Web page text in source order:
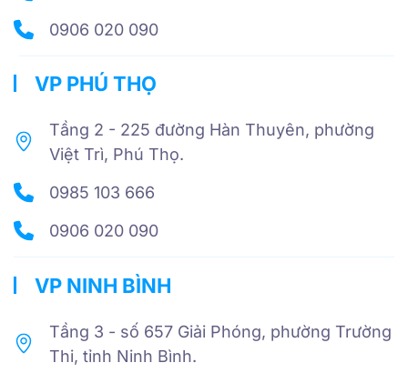
0906 020 090
VP PHÚ THỌ
Tầng 2 - 225 đường Hàn Thuyên, phường
Việt Trì, Phú Thọ.
0985 103 666
0906 020 090
VP NINH BÌNH
Tầng 3 - số 657 Giải Phóng, phường Trường
Thi, tỉnh Ninh Bình.